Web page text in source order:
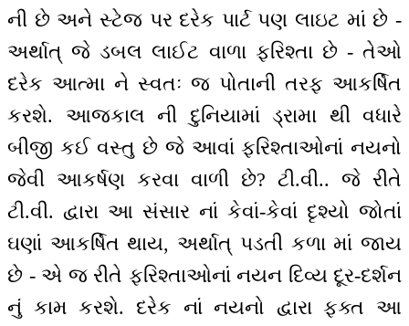
ની છે અને સ્ટેજ પર દરેક પાર્ટ પણ લાઇટ માં છે -
અર્થાત્ જે ડબલ લાઈટ વાળા ફરિશ્તા છે - તેઓ
દરેક આત્મા ને સ્વતઃ જ પોતાની તરફ આકર્ષિત
કરશે. આજકાલ ની દુનિયામાં ડ્રામા થી વધારે
બીજી કઈ વસ્તુ છે જે આવાં ફરિશ્તાઓનાં નયનો
જેવી આકર્ષણ કરવા વાળી છે? ટી.વી.. જે રીતે
ટી.વી. દ્વારા આ સંસાર નાં કેવાં-કેવાં દૃશ્યો જોતાં
ઘણાં આકર્ષિત થાય, અર્થાત્ પડતી કળા માં જાય
છે - એ જ રીતે ફરિશ્તાઓનાં નયન દિવ્ય દૂર-દર્શન
નું કામ કરશે. દરેક નાં નયનો દ્વારા ફક્ત આ